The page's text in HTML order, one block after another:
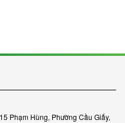
Phạm Hùng, Phường Cầu Giấy,